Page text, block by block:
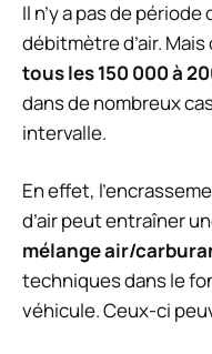
Il n’y a pas de
débitmètre d’air.
tous les 150 000 à
dans de nombreux
intervalle.
En effet,
d’air peut entraîner
mélange air/
techniques dans le
véhicule. Ceux-ci